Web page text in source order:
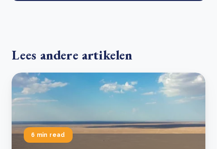
Lees andere artikelen
6 min read